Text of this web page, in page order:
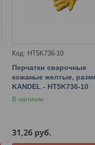
HT5K736-10
Перчатки сварочные
кожаные желтые,
KANDEL - HT5K736-10
В наличии
31,26 руб.